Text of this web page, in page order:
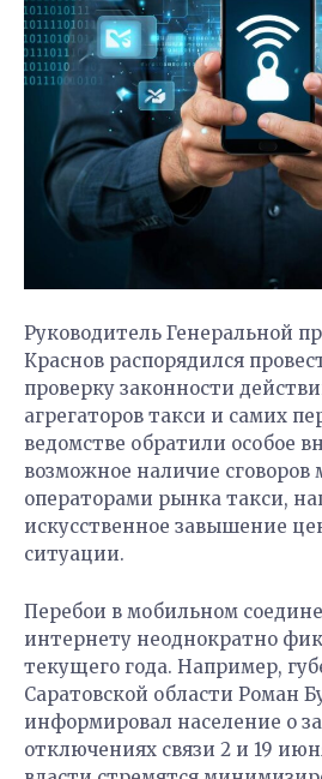
Руководитель Генеральной
Краснов распорядился
проверку законности
агрегаторов такси и самих
ведомстве обратили особое
возможное наличие сговоров
операторами рынка такси,
искусственное завышение
ситуации.
Перебои в мобильном
интернету неоднократно
текущего года. Например,
Саратовской области Роман
информировал население о
отключениях связи 2 и 19